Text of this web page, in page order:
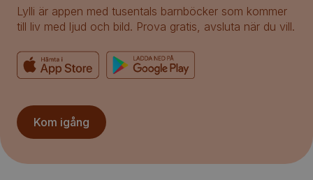
Lylli är appen med tusentals barnböcker som kommer
till liv med ljud och bild. Prova gratis, avsluta när du vill.
Kom igång